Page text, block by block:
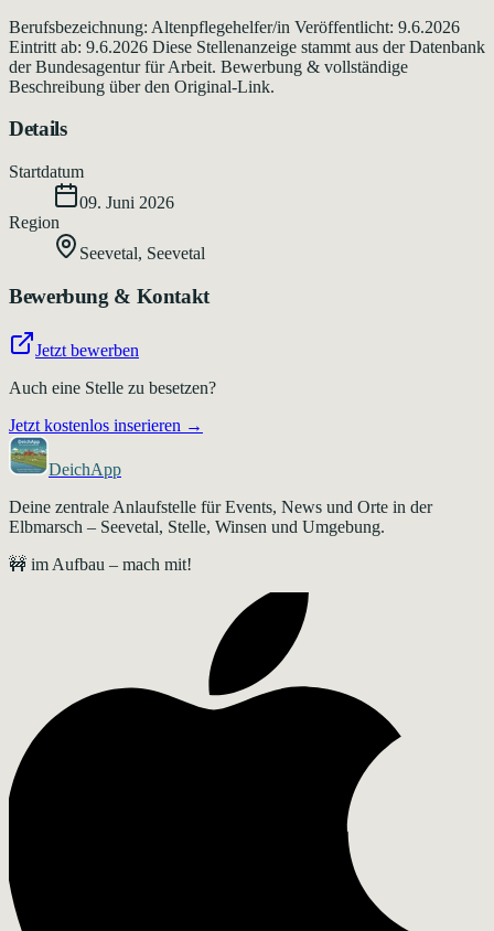
Berufsbezeichnung: Altenpflegehelfer/in Veröffentlicht: 9.6.2026
Eintritt ab: 9.6.2026 Diese Stellenanzeige stammt aus der Datenbank
der Bundesagentur für Arbeit. Bewerbung & vollständige
Beschreibung über den Original-Link.
Details
Startdatum
09. Juni 2026
Region
Seevetal, Seevetal
Bewerbung & Kontakt
Jetzt bewerben
Auch eine Stelle zu besetzen?
Jetzt kostenlos inserieren →
DeichApp
Deine zentrale Anlaufstelle für Events, News und Orte in der
Elbmarsch – Seevetal, Stelle, Winsen und Umgebung.
🚧 im Aufbau – mach mit!